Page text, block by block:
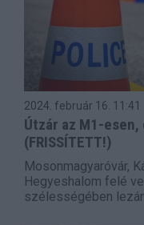
2024. február 16. 11:41
Útzár az M1-
(FRISSÍTETT!)
Mosonmagyaróvár,
Hegyeshalom felé
szélességében